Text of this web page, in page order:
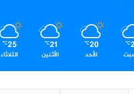
℃
20
℃
الأحد
21
℃
الأثنين
25
℃
الثلاثاء